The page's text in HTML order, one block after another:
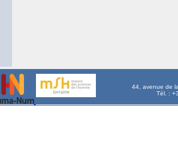
44, avenue de
Tél. :